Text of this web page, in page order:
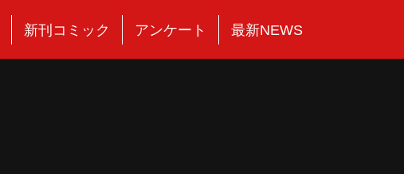
新刊コミック アンケート 最新NEWS